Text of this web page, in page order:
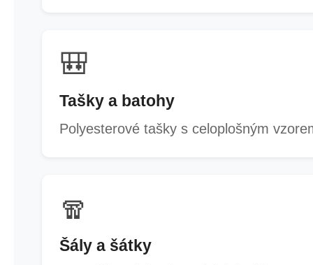
🎒
Tašky a batohy
Polyesterové tašky s celoplošným
🧣
Šály a šátky